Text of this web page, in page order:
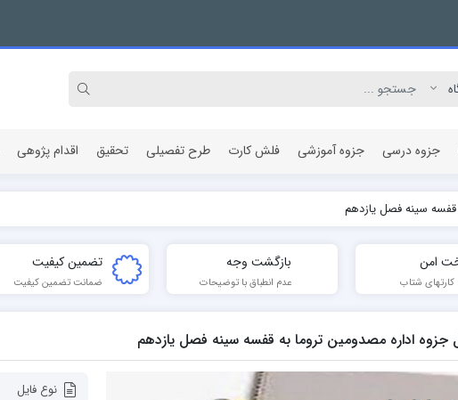
مقاله پژوهشی
جزوه درسی جزوه آموزشی فلش کارت طرح تفصیلی تحقیق اقدام پژوهی
قفسه سینه فصل یازدهم
امن
شتاب
بازگشت وجه
عدم انطباق با توضیحات
تضمین کیفیت
ضمانت تضمین کیفیت
جزوه اداره مصدومین تروما به قفسه سینه فصل یازدهم
نوع فایل